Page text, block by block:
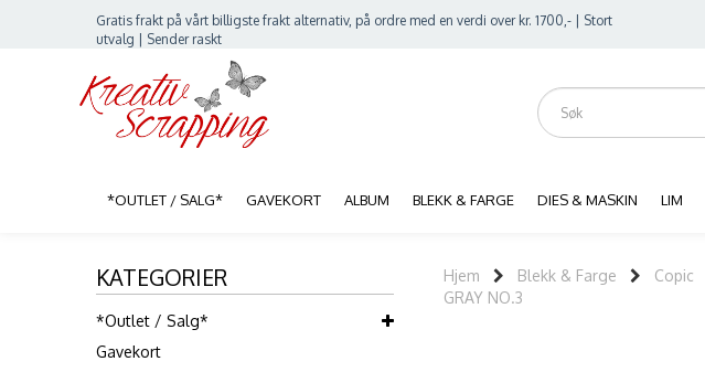
Gratis frakt på vårt billigste frakt alternativ, på ordre med en verdi over kr. 1700,- | Stort
utvalg | Sender raskt
*OUTLET / SALG* GAVEKORT ALBUM BLEKK & FARGE DIES & MASKIN LIM
KATEGORIER
*Outlet / Salg*
Gavekort
Hjem Blekk & Farge Copic
GRAY NO.3